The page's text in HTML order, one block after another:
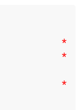
*
*
*